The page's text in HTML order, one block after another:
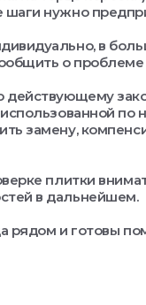
нужно
в
о проблеме
действующему
по
замену,
плитки
в дальнейшем.
рядом и готовы